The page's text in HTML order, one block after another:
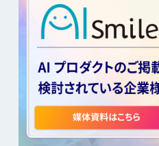
CATS
comipro AI